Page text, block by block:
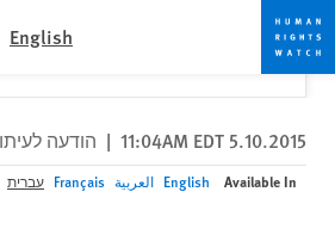
Skip
to
cookie
privacy
notice
Skip
to
main
content
English
read this page in English?
5.10.2015 11:04AM EDT
| הודעה
Available In
English العربية Français עברית